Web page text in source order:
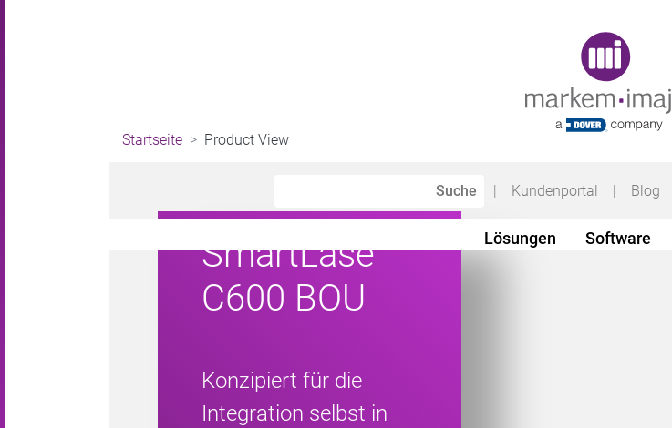
| Kundenportal | Blog
Lösungen Software
Startseite Product View
SmartLase
C600 BOU
Konzipiert für die
Integration selbst in